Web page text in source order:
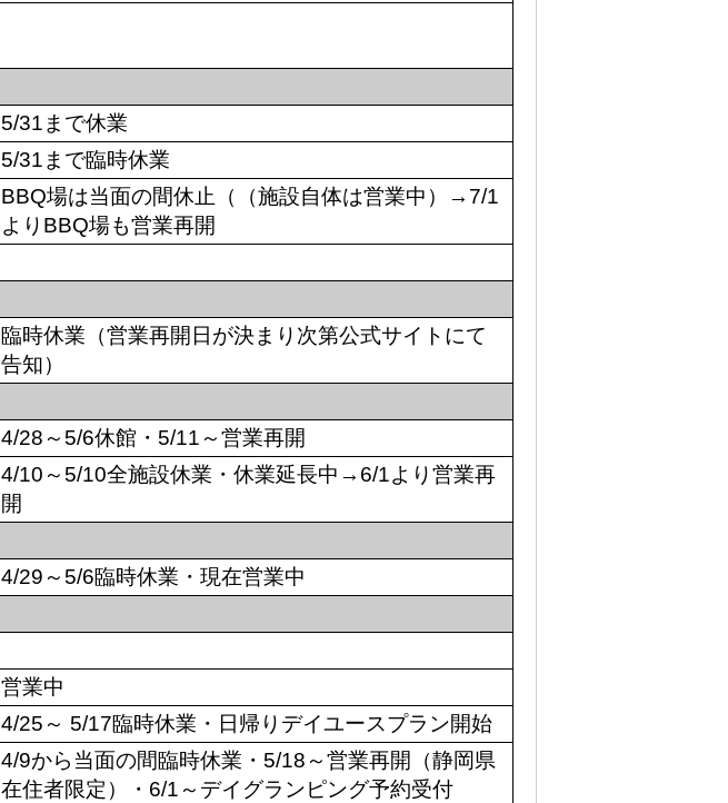
5/31まで休業
5/31まで臨時休業
BBQ場は当面の間休止（（施設自体は営業中）→7/1
よりBBQ場も営業再開
臨時休業（営業再開日が決まり次第公式サイトにて
告知）
4/28～5/6休館・5/11～営業再開
4/10～5/10全施設休業・休業延長中→6/1より営業再
開
4/29～5/6臨時休業・現在営業中
営業中
4/25～ 5/17臨時休業・日帰りデイユースプラン開始
4/9から当面の間臨時休業・5/18～営業再開（静岡県
在住者限定）・6/1～デイグランピング予約受付